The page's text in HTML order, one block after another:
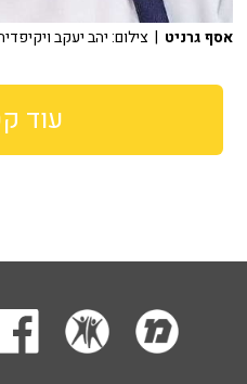
אסף גרניט | צילום: יהב יעקב
עוד